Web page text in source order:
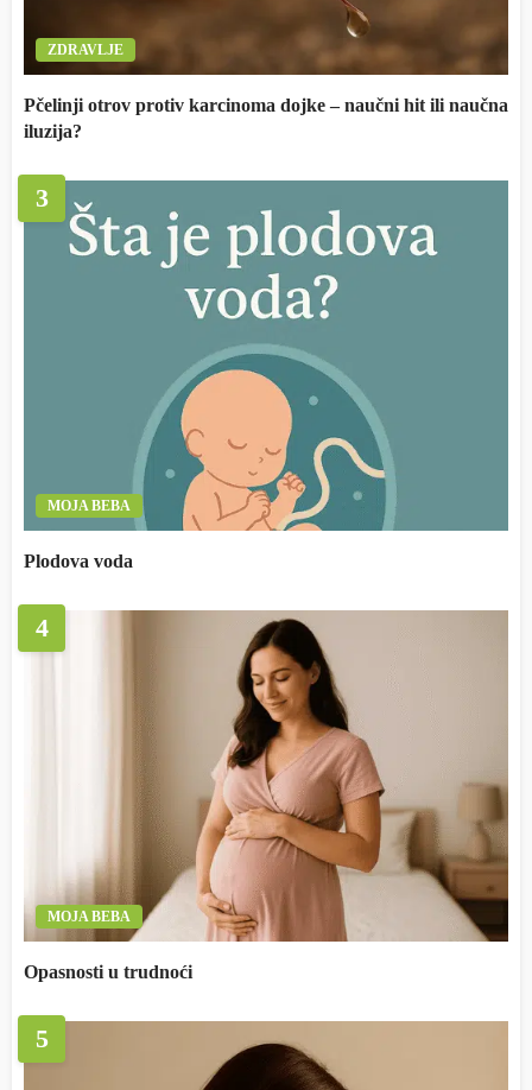
ZDRAVLJE
Pčelinji otrov protiv karcinoma dojke – naučni hit ili naučna
iluzija?
3
MOJA BEBA
Plodova voda
4
MOJA BEBA
Opasnosti u trudnoći
5